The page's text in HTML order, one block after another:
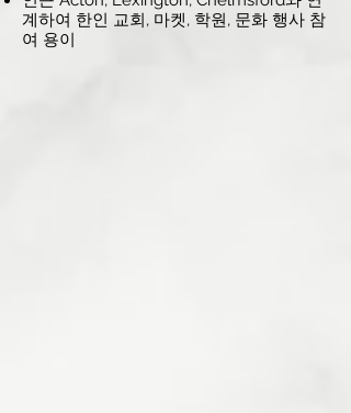
계하여 한인 교회, 마켓, 학원, 문화 행사 참
여 용이